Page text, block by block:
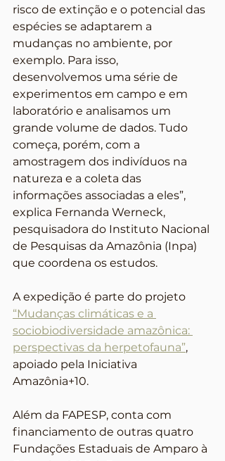
risco de extinção e o potencial das
espécies se adaptarem a
mudanças no ambiente, por
exemplo. Para isso,
desenvolvemos uma série de
experimentos em campo e em
laboratório e analisamos um
grande volume de dados. Tudo
começa, porém, com a
amostragem dos indivíduos na
natureza e a coleta das
informações associadas a eles”,
explica Fernanda Werneck,
pesquisadora do Instituto Nacional
de Pesquisas da Amazônia (Inpa)
que coordena os estudos.
A expedição é parte do projeto
“Mudanças climáticas e a
sociobiodiversidade amazônica:
perspectivas da herpetofauna”,
apoiado pela Iniciativa
Amazônia+10.
Além da FAPESP, conta com
financiamento de outras quatro
Fundações Estaduais de Amparo à